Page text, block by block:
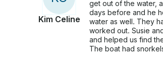
Kim Celine
get out of the water,
days before and he
water as well. They
worked out. Susie
and helped us find
The boat had